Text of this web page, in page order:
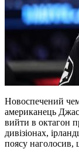
Новоспечений
американець
вийти в октагон
дивізіонах,
поясу наголосив,